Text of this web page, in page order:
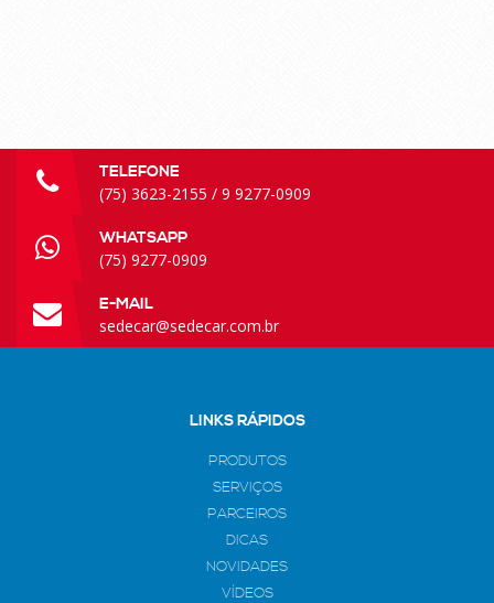
TELEFONE
(75) 3623-2155 / 9 9277-0909
WHATSAPP
(75) 9277-0909
E-MAIL
sedecar@sedecar.com.br
LINKS RÁPIDOS
PRODUTOS
SERVIÇOS
PARCEIROS
DICAS
NOVIDADES
VÍDEOS